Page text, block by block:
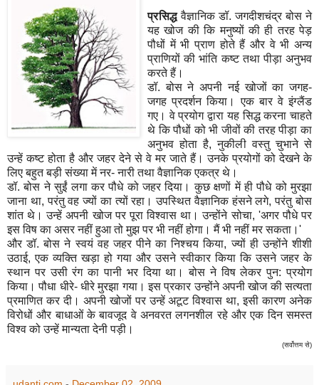
प्रसिद्धवैज्ञानिक डॉ. जगदीशचंद्र बोस ने
यह खोज की कि मनुष्यों की ही तरह पेड़
पौधों में भी प्राण होते हैं और वे भी अन्य
प्राणियों की भांति कष्ट तथा पीड़ा अनुभव
करते हैं।
डॉ. बोस ने अपनी नई खोजों का जगह-
जगह प्रदर्शन किया। एक बार वे इंग्लैंड
गए। वे प्रयोग द्वारा यह सिद्ध करना चाहते
थे कि पौधों को भी जीवों की तरह पीड़ा का
अनुभव होता है, नुकीली वस्तु चुभाने से
उन्हें कष्ट होता है और जहर देने से वे मर जाते हैं। उनके प्रयोगों को देखने के
लिए बहुत बड़ी संख्या में नर- नारी तथा वैज्ञानिक एकत्र थे।
डॉ. बोस ने सुईं लगा कर पौधे को जहर दिया। कुछ क्षणों में ही पौधे को मुरझा
जाना था, परंतु वह ज्यों का त्यों रहा। उपस्थित वैज्ञानिक हंसने लगे, परंतु बोस
शांत थे। उन्हें अपनी खोज पर पूरा विश्वास था। उन्होंने सोचा, 'अगर पौधे पर
इस विष का असर नहीं हुआ तो मुझ पर भी नहीं होगा। मैं भी नहीं मर सकता।'
और डॉ. बोस ने स्वयं वह जहर पीने का निश्चय किया, ज्यों ही उन्होंने शीशी
उठाई, एक व्यक्ति खड़ा हो गया और उसने स्वीकार किया कि उसने जहर के
स्थान पर उसी रंग का पानी भर दिया था। बोस ने विष लेकर पुन: प्रयोग
किया। पौधा धीरे- धीरे मुरझा गया। इस प्रकार उन्होंने अपनी खोज की सत्यता
प्रमाणित कर दी। अपनी खोजों पर उन्हें अटूट विश्वास था, इसी कारण अनेक
विरोधों और बाधाओं के बावजूद वे अनवरत लगनशील रहे और एक दिन समस्त
विश्व को उन्हें मान्यता देनी पड़ी।
(सर्वोत्तम से)